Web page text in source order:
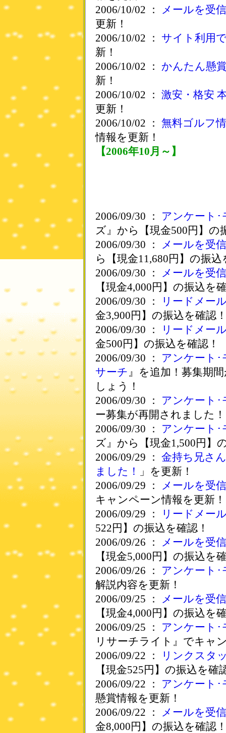
2006/10/02 ：
メールを受
更新！
2006/10/02 ： サイト利用
新！
2006/10/02 ： かんたん懸
新！
2006/10/02 ： 激安・格安
更新！
2006/10/02 ： 無料ゴルフ
情報を更新！
【2006年10月～】
2006/09/30 ： アンケート
ズ』から【現金500円】の
2006/09/30 ：
メールを受
ら【現金11,680円】の振込
2006/09/30 ：
メールを受
【現金4,000円】の振込を
2006/09/30 ：
リードメー
金3,900円】の振込を確認
2006/09/30 ：
リードメー
金500円】の振込を確認！
2006/09/30 ： アンケート
サーチ』を追加！募集期
しょう！
2006/09/30 ： アンケート
ー募集が再開されました！
2006/09/30 ： アンケート
ズ』から【現金1,500円】
2006/09/29 ： 金持ち兄さ
ました！
」を更新！
2006/09/29 ：
メールを受
キャンペーン情報を更新！
2006/09/29 ：
リードメー
522円】の振込を確認！
2006/09/26 ：
メールを受
【現金5,000円】の振込を
2006/09/26 ： アンケート
解説内容を更新！
2006/09/25 ：
メールを受
【現金4,000円】の振込を
2006/09/25 ： アンケート
リサーチライト』でキャ
2006/09/22 ：
リンクスタ
【現金525円】の振込を確
2006/09/22 ： アンケート
懸賞情報を更新！
2006/09/22 ：
メールを受
金8,000円】の振込を確認